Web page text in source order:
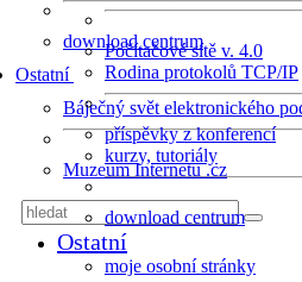
download centrum
Ostatní
Báječný svět elektronického
Muzeum Internetu .cz
Počítačové sítě v. 4.0
Rodina protokolů TCP/IP
příspěvky z konferencí
kurzy, tutoriály
download centrum
Ostatní
moje osobní stránky